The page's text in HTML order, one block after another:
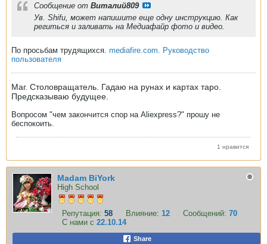
Сообщение от Виталий809
Ув. Shifu, может напишите еще одну инструкцию. Как
региться и заливать на Медиафайр фото и видео.
По просьбам трудящихся. mediafire.com. Руководство
пользователя
Маг. Столовращатель. Гадаю на рунах и картах таро.
Предсказываю будущее.
Вопросом "чем закончится спор на Aliexpress?" прошу не
беспокоить.
1 нравится
Madam BiYork
High School
Репутация: 58 Влияние: 12 Сообщений: 70
С нами с 22.10.14
Share